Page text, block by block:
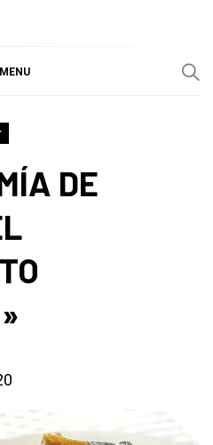
MENU
DE